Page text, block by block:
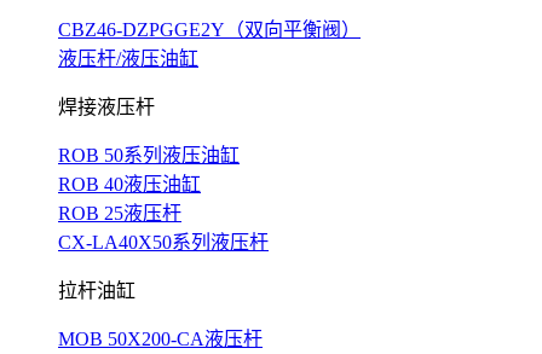
CBZ46-DZPGGE2Y（双向平衡阀）
液压杆/液压油缸
焊接液压杆
ROB 50系列液压油缸
ROB 40液压油缸
ROB 25液压杆
CX-LA40X50系列液压杆
拉杆油缸
MOB 50X200-CA液压杆